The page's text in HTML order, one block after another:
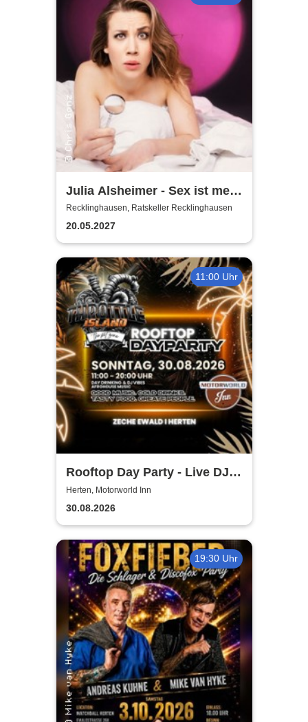
Julia Alsheimer - Sex ist mehr
als nur 'ne Nummer
Recklinghausen, Ratskeller Recklinghausen
20.05.2027
11:00 Uhr
Rooftop Day Party - Live DJ,
Afro House & Summervibes |
Motorworld Inn Herten
Herten, Motorworld Inn
30.08.2026
19:30 Uhr